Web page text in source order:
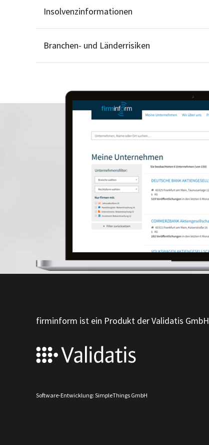
Insolvenzinformationen
Branchen- und Länderrisiken
firminform ist ein Produkt der Validatis GmbH
Software-Entwicklung: SimpleThings GmbH